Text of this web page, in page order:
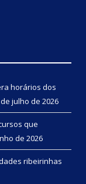
horários dos
de julho de 2026
que
de 2026
ribeirinhas